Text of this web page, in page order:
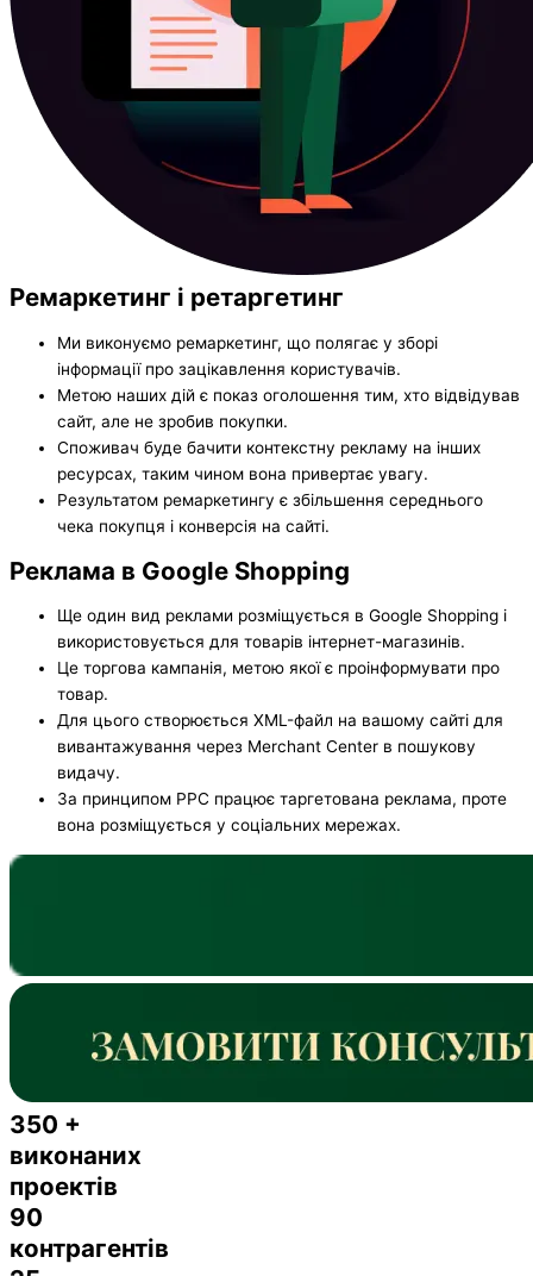
Ремаркетинг і ретаргетинг
Ми виконуємо ремаркетинг, що полягає у зборі
інформації про зацікавлення користувачів.
Метою наших дій є показ оголошення тим, хто відвідував
сайт, але не зробив покупки.
Споживач буде бачити контекстну рекламу на інших
ресурсах, таким чином вона привертає увагу.
Результатом ремаркетингу є збільшення середнього
чека покупця і конверсія на сайті.
Реклама в Google Shopping
Ще один вид реклами розміщується в Google Shopping і
використовується для товарів інтернет-магазинів.
Це торгова кампанія, метою якої є проінформувати про
товар.
Для цього створюється XML-файл на вашому сайті для
вивантажування через Merchant Center в пошукову
видачу.
За принципом PPC працює таргетована реклама, проте
вона розміщується у соціальних мережах.
350 +
виконаних
проектів
90
контрагентів